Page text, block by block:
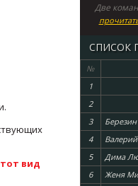
вид
Две
СПИСОК
№
1
2
3
4
5
Дима
6
Женя